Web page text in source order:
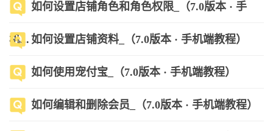
如何设置店铺角色和角色权限_（7.0版本 · 手
机... 如何设置店铺资料_（7.0版本 · 手机端教程）
如何使用宠付宝_（7.0版本 · 手机端教程）
如何编辑和删除会员_（7.0版本 · 手机端教程）